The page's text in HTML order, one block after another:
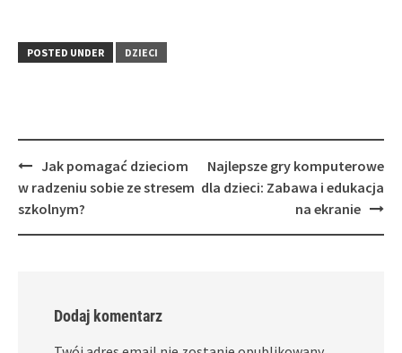
POSTED UNDER DZIECI
Post
navigation
Jak pomagać dzieciom
w radzeniu sobie ze stresem
szkolnym?
Najlepsze gry komputerowe
dla dzieci: Zabawa i edukacja
na ekranie
Dodaj komentarz